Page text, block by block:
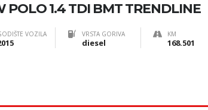
POLO 1.4 TDI BMT TRENDLINE
VOZILA VRSTA GORIVA
diesel
KM
168.501